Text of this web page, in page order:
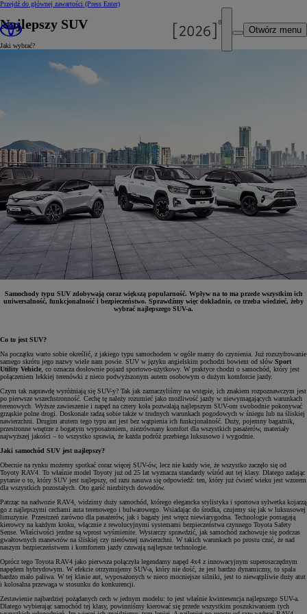
Przejdź do głównej zawartości (Press Enter)
Otwórz menu
Najlepszy SUV
Jaki wybrać?
Samochody typu SUV zdobywają coraz większą popularność. Wpływ na to ma przede wszystkim ich
uniwersalność, funkcjonalność i bezpieczeństwo. Sprawdźmy więc dokładnie, co trzeba wiedzieć, żeby
wybrać najlepszego SUV-a.
Co to jest SUV?
Na początku warto sobie określić, z jakiego typu samochodem w ogóle mamy do czynienia. Już rozszyfrowanie
samego skrótu jego nazwy wiele nam powie. SUV w języku angielskim pochodzi bowiem od słów Sport
Utility Vehicle, co oznacza dosłownie pojazd sportowo-użytkowy. W praktyce chodzi o samochód, który jest
połączeniem lekkiej terenówki z nieco podwyższonym autem osobowym o dużym komforcie jazdy.
Czym tak naprawdę wyróżniają się SUV-y? Tak jak zaznaczyliśmy na wstępie, ich znakiem rozpoznawczym jest
po pierwsze wszechstronność. Cechę tę należy rozumieć jako możliwość jazdy w niewymagających warunkach
terenowych. Wyższe zawieszenie i napęd na cztery koła pozwalają najlepszym SUV-om swobodnie pokonywać
grząskie polne drogi. Doskonale radzą sobie także w trudnych warunkach pogodowych w śniegu lub na śliskiej
nawierzchni. Drugim atutem tego typu aut jest bez wątpienia ich funkcjonalność. Duży, pojemny bagażnik,
przestronne wnętrze z bogatym wyposażeniem, niezrównany komfort dla wszystkich pasażerów, materiały
najwyższej jakości – to wszystko sprawia, że każda podróż przebiega luksusowo i wygodnie.
Jaki samochód SUV jest najlepszy?
Obecnie na rynku możemy spotkać coraz więcej SUV-ów, lecz nie każdy wie, że wszystko zaczęło się od
Toyoty RAV4. To właśnie model Toyoty już od 25 lat wyznacza standardy wśród aut tej klasy. Dlatego zadając
pytanie o to, który SUV jest najlepszy, od razu nasuwa się odpowiedź: ten, który już ćwierć wieku jest wzorem
dla wszystkich pozostałych. Oto garść niezbitych dowodów.
Patrząc na nadwozie RAV4, widzimy duży samochód, którego elegancka stylistyka i sportowa sylwetka kojarzą
go z najlepszymi cechami auta terenowego i bulwarowego. Wsiadając do środka, czujemy się jak w luksusowej
limuzynie. Przestrzeń zarówno dla pasażerów, jak i bagaży jest wręcz niewiarygodna. Technologie pomagają
kierowcy na każdym kroku, włącznie z rewolucyjnymi systemami bezpieczeństwa czynnego Toyota Safety
Sense. Właściwości jezdne są wprost wyśmienite. Wystarczy sprawdzić, jak samochód zachowuje się podczas
gwałtownych manewrów na śliskiej czy nierównej nawierzchni. W takich warunkach po prostu czuć, że nad
naszym bezpieczeństwem i komfortem jazdy czuwają najlepsze technologie.
Oprócz tego Toyota RAV4 jako pierwsza połączyła legendarny napęd 4x4 z innowacyjnym superoszczędnym
napędem hybrydowym. W efekcie otrzymujemy SUV-a, który nie dość, że jest bardzo dynamiczny, to spala
bardzo mało paliwa. W tej klasie aut, wyposażonych w nieco mocniejsze silniki, jest to niewątpliwie duży atut
i kolosalna przewaga w stosunku do konkurencji.
Zestawienie najbardziej pożądanych cech w jednym modelu: to jest właśnie kwintesencja najlepszego SUV-a.
Dlatego wybierając samochód tej klasy, powinniśmy kierować się przede wszystkim poszukiwaniem tych